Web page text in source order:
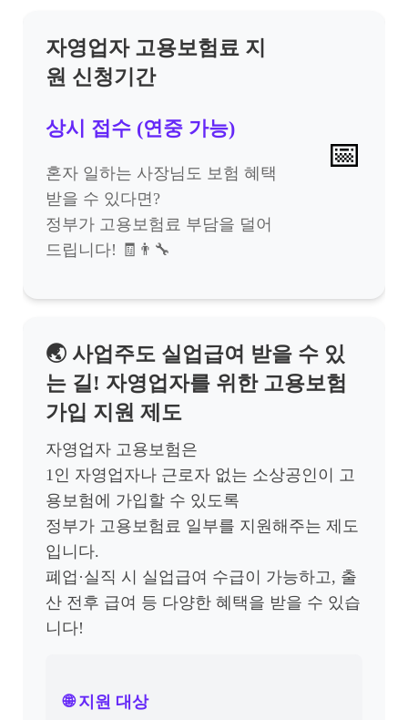
자영업자 고용보험료 지
원 신청기간
상시 접수 (연중 가능)
혼자 일하는 사장님도 보험 혜택
받을 수 있다면?
정부가 고용보험료 부담을 덜어
드립니다! 🧾👨‍🔧
📅
🌏 사업주도 실업급여 받을 수 있
는 길! 자영업자를 위한 고용보험
가입 지원 제도
자영업자 고용보험은
1인 자영업자나 근로자 없는 소상공인이 고
용보험에 가입할 수 있도록
정부가 고용보험료 일부를 지원해주는 제도
입니다.
폐업·실직 시 실업급여 수급이 가능하고, 출
산 전후 급여 등 다양한 혜택을 받을 수 있습
니다!
🌐 지원 대상